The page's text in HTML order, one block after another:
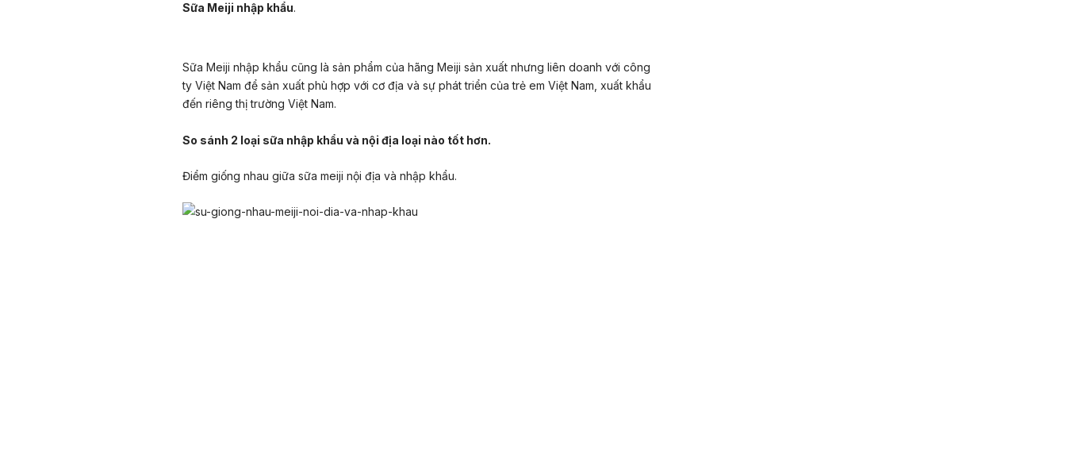
Sữa Meiji nhập khẩu.
Sữa Meiji nhập khẩu cũng là sản phẩm của hãng Meiji sản xuất nhưng liên doanh với công
ty Việt Nam để sản xuất phù hợp với cơ địa và sự phát triển của trẻ em Việt Nam, xuất khẩu
đến riêng thị trường Việt Nam.
So sánh 2 loại sữa nhập khẩu và nội địa loại nào tốt hơn.
Điểm giống nhau giữa sữa meiji nội địa và nhập khẩu.